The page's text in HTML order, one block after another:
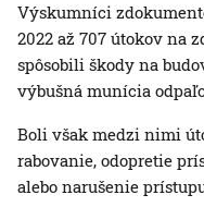
Výskumníci
2022 až 707 útokov na
spôsobili škody na
výbušná munícia
Boli však medzi nimi
rabovanie, odopretie
alebo narušenie